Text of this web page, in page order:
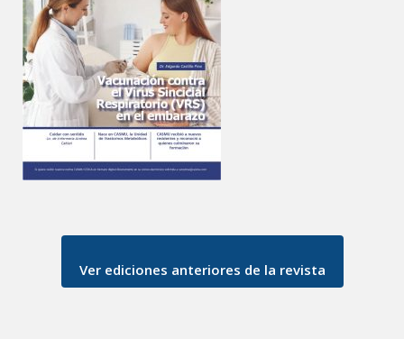
Ver ediciones anteriores de la revista